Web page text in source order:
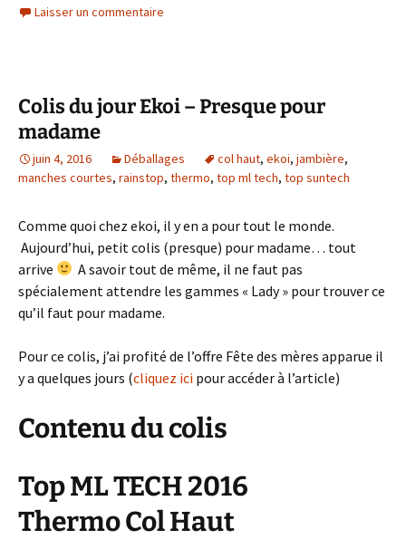
Laisser un commentaire
Colis du jour Ekoi – Presque pour
madame
juin 4, 2016 Déballages col haut, ekoi, jambière,
manches courtes, rainstop, thermo, top ml tech, top suntech
Comme quoi chez ekoi, il y en a pour tout le monde.
Aujourd’hui, petit colis (presque) pour madame… tout
arrive
A savoir tout de même, il ne faut pas
spécialement attendre les gammes « Lady » pour trouver ce
qu’il faut pour madame.
Pour ce colis, j’ai profité de l’offre Fête des mères apparue il
y a quelques jours (cliquez ici pour accéder à l’article)
Contenu du colis
Top ML TECH 2016
Thermo Col Haut